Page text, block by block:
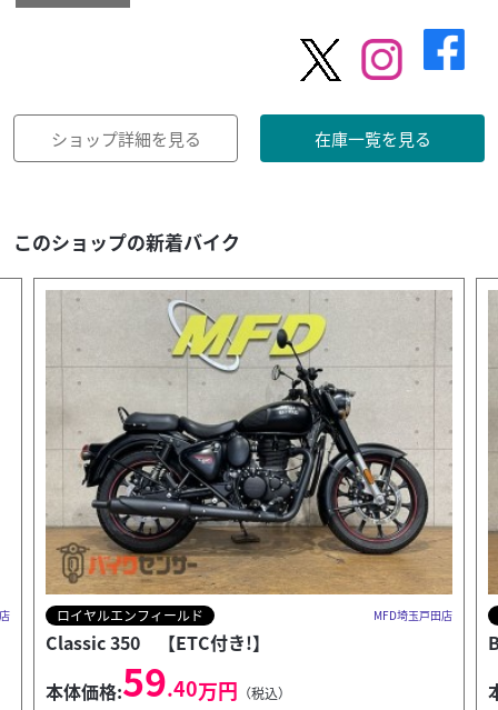
ショップ詳細を見る 在庫一覧を見る
このショップの新着バイク
ロイヤルエンフィールド MFD埼玉戸田店
Classic 350 【ETC付き!】
本体価格:59.40万円 （税込）